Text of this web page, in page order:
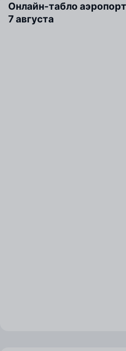
Онлайн-табло
7 августа